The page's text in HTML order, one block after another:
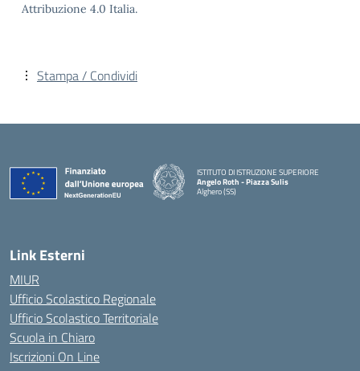
Attribuzione 4.0 Italia.
Stampa / Condividi
ISTITUTO DI ISTRUZIONE SUPERIORE
Angelo Roth - Piazza Sulis
Alghero (SS)
— Visita la pagina iniziale della scuola
Link Esterni
MIUR
Ufficio Scolastico Regionale
Ufficio Scolastico Territoriale
Scuola in Chiaro
Iscrizioni On Line